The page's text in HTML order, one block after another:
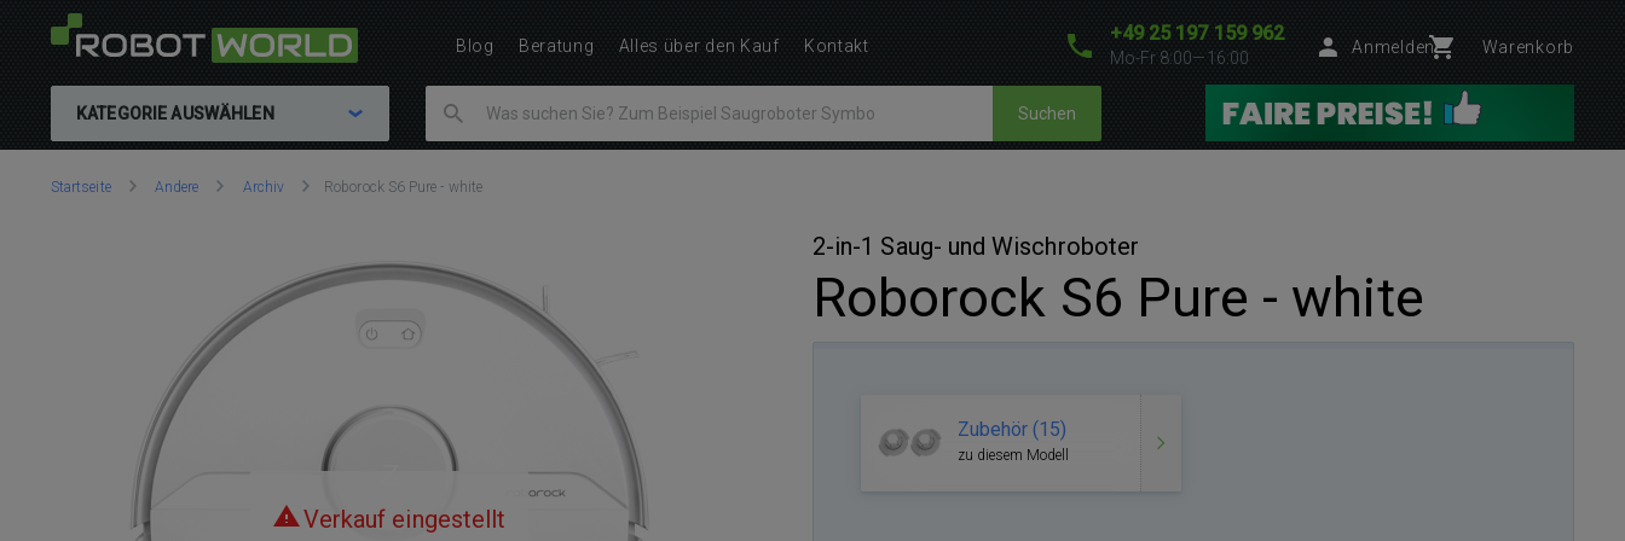
+49 25 197 159 962
Mo-Fr 8:00—16:00
Anmelden Warenkorb
KATEGORIE AUSWÄHLEN Suchen
Sie
Startseite Andere Archiv Roborock S6 Pure - white
Verkauf eingestellt
2-in-1 Saug- und Wischroboter
Roborock S6 Pure - white
Zubehör (15)
zu diesem Modell
Blog Beratung Alles über den Kauf Kontakt